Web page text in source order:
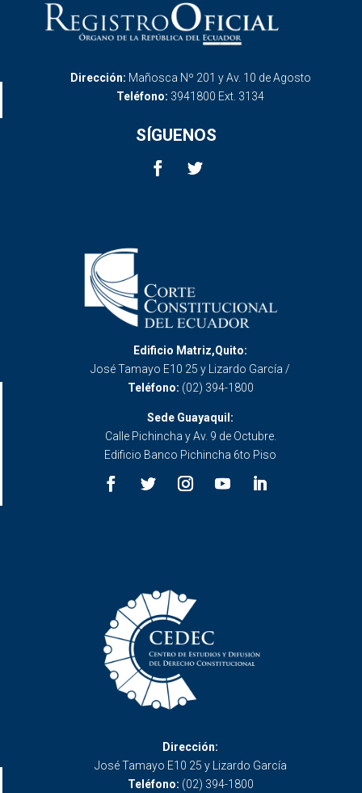
Dirección: Mañosca Nº 201 y Av. 10 de Agosto
Teléfono: 3941800 Ext. 3134
SÍGUENOS
Edificio Matriz,Quito:
José Tamayo E10 25 y Lizardo García /
Teléfono: (02) 394-1800
Sede Guayaquil:
Calle Pichincha y Av. 9 de Octubre.
Edificio Banco Pichincha 6to Piso
Dirección:
José Tamayo E10 25 y Lizardo García
Teléfono: (02) 394-1800